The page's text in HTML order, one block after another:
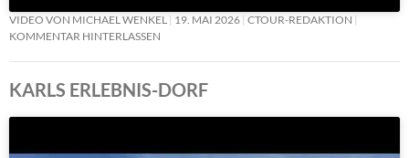
VIDEO VON MICHAEL WENKEL 19. MAI 2026 CTOUR-REDAKTION
KOMMENTAR HINTERLASSEN
KARLS ERLEBNIS-DORF